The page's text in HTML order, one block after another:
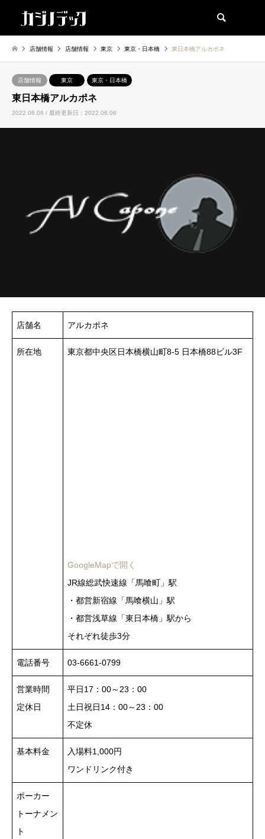
店舗情報 店舗情報 東京 東京・日本橋 東日本橋アルカポネ
店舗情報 東京 東京・日本橋
東日本橋アルカポネ
2022.06.06 / 最終更新日：2022.06.06
店舗名 アルカポネ
所在地 東京都中央区日本橋横山町8-5 日本橋88ビル3F
GoogleMapで開く
JR線総武快速線「馬喰町」駅
・都営新宿線「馬喰横山」駅
・都営浅草線「東日本橋」駅から
それぞれ徒歩3分
電話番号 03-6661-0799
営業時間
定休日
平日17：00～23：00
土日祝日14：00～23：00
不定休
基本料金
入場料1,000円
ワンドリンク付き
ポーカー
トーナメン
ト